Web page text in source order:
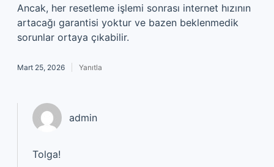
Ancak, her resetleme işlemi sonrası internet hızının
artacağı garantisi yoktur ve bazen beklenmedik
sorunlar ortaya çıkabilir.
Mart 25, 2026 Yanıtla
admin
Tolga!